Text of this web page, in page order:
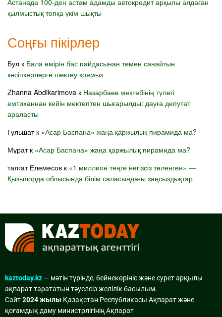
Астанада 100-ден астам адамды автокредит арқылы алдаған
қылмыстық топқа үкім шықты
Соңғы пікірлер
Бул к Бала өмірін бас пайдасынан төмен санайтын
кәсіпкерлерге шектеу қоямыз
Zhanna Abdikarimova к Назарбаев мектебінің түлегі
емтиханнан кейін мектептен шығарылды: дауға депутат
араласты
Гульшатк «Асар Баспана» жаңа қаржылық пирамида ма?
Мұратк «Асар Баспана» жаңа қаржылық пирамида ма?
талгат Елемесов к «1 миллион теңге негізсіз төленген» —
Қызылорда облысында білім саласындағы заңсыздықтар
kaztoday.kz — мәтін түрінде, бейнекөрініс және сурет арқылы
ақпарат тарататын тәуелсіз желілік басылым.
Сайт2024 жылы Қазақстан Республикасы Ақпарат және
қоғамдық даму министрлігінің Ақпарат